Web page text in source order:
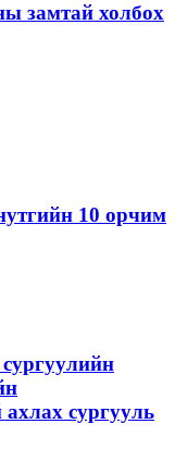
замтай холбох
10 орчим
ахлах сургууль